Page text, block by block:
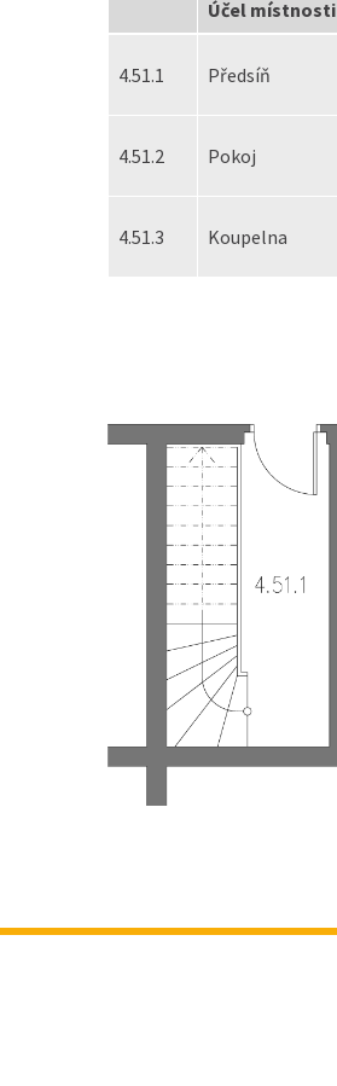
Účel místnosti
4.51.1 Předsíň
4.51.2 Pokoj
4.51.3 Koupelna